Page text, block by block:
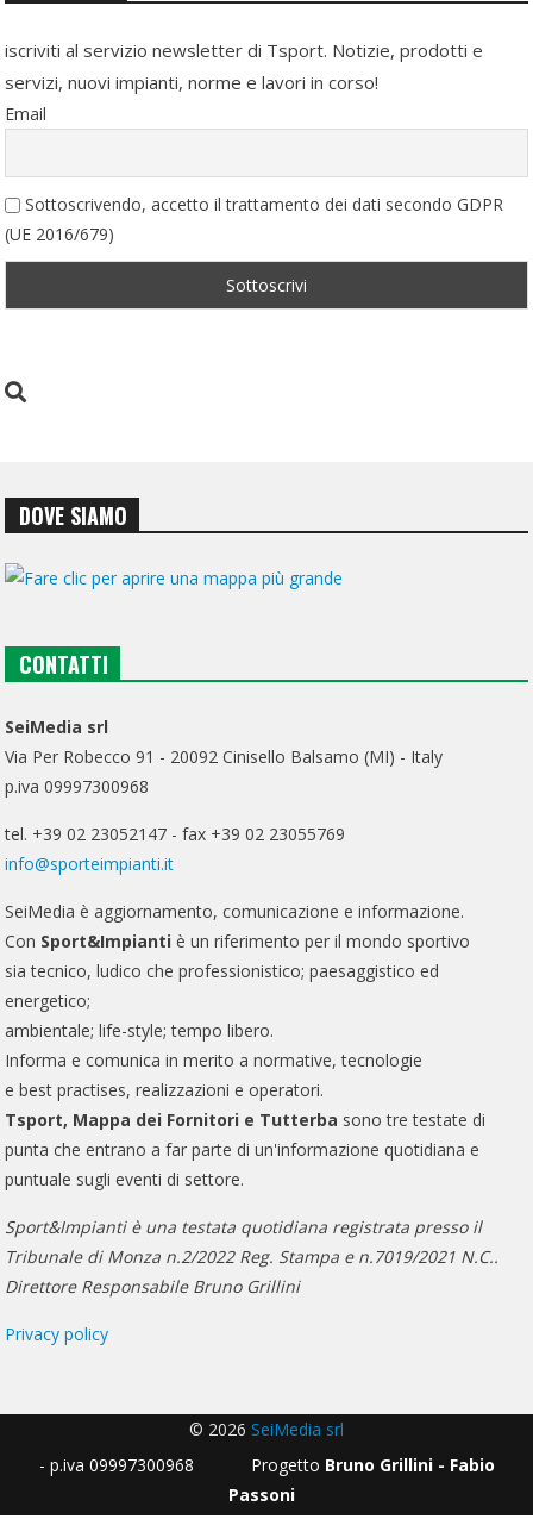
iscriviti al servizio newsletter di Tsport. Notizie, prodotti e
servizi, nuovi impianti, norme e lavori in corso!
Email
Sottoscrivendo, accetto il trattamento dei dati secondo GDPR
(UE 2016/679)
DOVE SIAMO
CONTATTI
SeiMedia srl
Via Per Robecco 91 - 20092 Cinisello Balsamo (MI) - Italy
p.iva 09997300968
tel. +39 02 23052147 - fax +39 02 23055769
info@sporteimpianti.it
SeiMedia è aggiornamento, comunicazione e informazione.
Con Sport&Impianti è un riferimento per il mondo sportivo
sia tecnico, ludico che professionistico; paesaggistico ed
energetico;
ambientale; life-style; tempo libero.
Informa e comunica in merito a normative, tecnologie
e best practises, realizzazioni e operatori.
Tsport, Mappa dei Fornitori e Tutterba sono tre testate di
punta che entrano a far parte di un'informazione quotidiana e
puntuale sugli eventi di settore.
Sport&Impianti è una testata quotidiana registrata presso il
Tribunale di Monza n.2/2022 Reg. Stampa e n.7019/2021 N.C..
Direttore Responsabile Bruno Grillini
Privacy policy
© 2026 SeiMedia srl
- p.iva 09997300968 Progetto Bruno Grillini - Fabio
Passoni